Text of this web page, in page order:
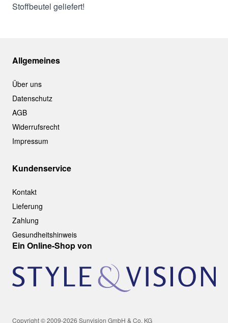
Stoffbeutel geliefert!
Allgemeines
Über uns
Datenschutz
AGB
Widerrufsrecht
Impressum
Kundenservice
Kontakt
Lieferung
Zahlung
Gesundheitshinweis
Ein Online-Shop von
Copyright © 2009-2026 Sunvision GmbH & Co. KG